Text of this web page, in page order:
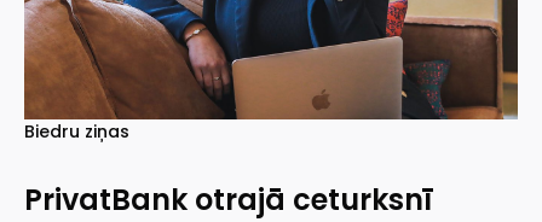
Biedru ziņas
PrivatBank otrajā ceturksnī